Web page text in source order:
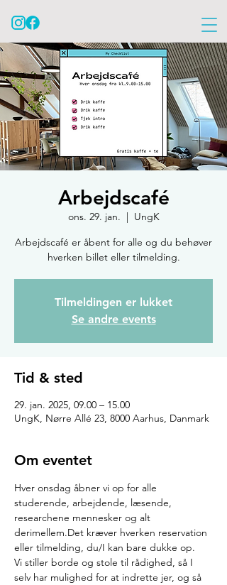
Arbejdscafé
ons. 29. jan.
  |
UngK
Arbejdscafé er åbent for alle og du behøver
hverken billet eller tilmelding.
Tilmeldingen er lukket
Se andre events
Tid & sted
29. jan. 2025, 09.00 – 15.00
UngK, Nørre Allé 23, 8000 Aarhus, Danmark
Om eventet
Hver onsdag åbner vi op for alle
studerende, arbejdende, læsende,
researchene mennesker og alt
derimellem.Det kræver hverken reservation
eller tilmelding, du/I kan bare dukke op.
Vi stiller borde og stole til rådighed, så I
selv har mulighed for at indrette jer, og så